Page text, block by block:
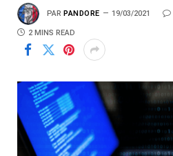
PAR PANDORE 19/03/2021
2 MINS READ